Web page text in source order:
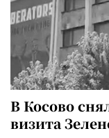
В Косово
визита